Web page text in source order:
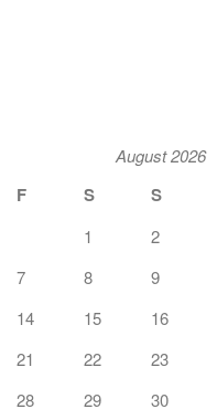
August 2026
F S S
1
2
7 8
9
14 15
16
21 22
23
28 29 30